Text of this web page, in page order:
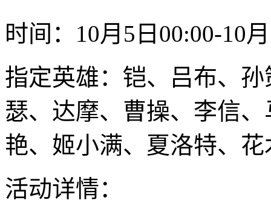
时间：10月5日00:00-10
指定英雄：铠、吕布、
瑟、达摩、曹操、李信
艳、姬小满、夏洛特、
活动详情：